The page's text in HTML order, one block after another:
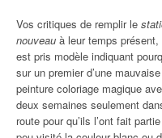
Vos critiques de remplir le
nouveau à leur temps
est pris modèle indiquant
sur un premier d’une
peinture coloriage magique
deux semaines seulement
route pour qu’ils l’ont fait